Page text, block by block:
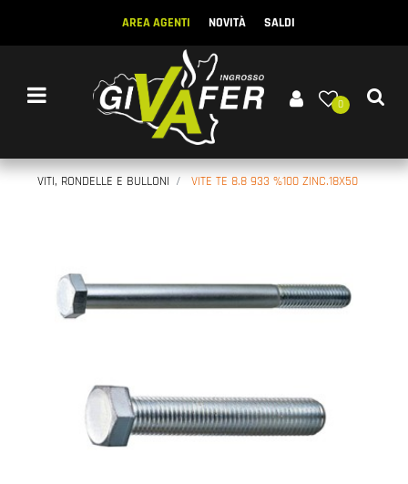
AREA AGENTI NOVITÀ SALDI
Open menu
0
VITI, RONDELLE E BULLONI VITE TE 8.8 933 %100 ZINC.18X50